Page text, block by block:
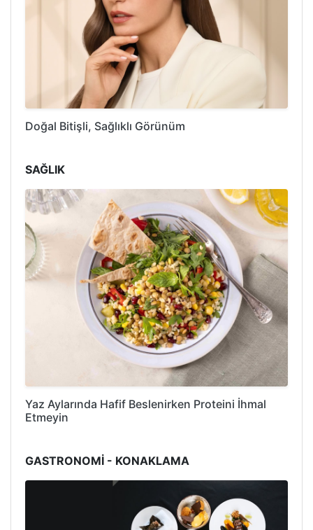
Doğal Bitişli, Sağlıklı Görünüm
SAĞLIK
Yaz Aylarında Hafif Beslenirken Proteini İhmal
Etmeyin
GASTRONOMİ - KONAKLAMA